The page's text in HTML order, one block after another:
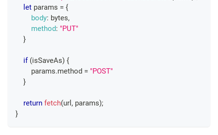
let params = {
body: bytes,
method: "PUT"
}
if (isSaveAs) {
        params
.method = "POST"
}
return fetch(url , params);
}